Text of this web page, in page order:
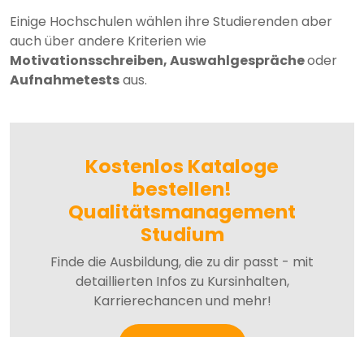
Einige Hochschulen wählen ihre Studierenden aber
auch über andere Kriterien wie
Motivationsschreiben, Auswahlgesprächeoder
Aufnahmetestsaus.
Kostenlos Kataloge
bestellen!
Qualitätsmanagement
Studium
Finde die Ausbildung, die zu dir passt - mit
detaillierten Infos zu Kursinhalten,
Karrierechancen und mehr!